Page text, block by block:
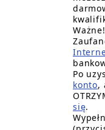
Po
konto,
się.